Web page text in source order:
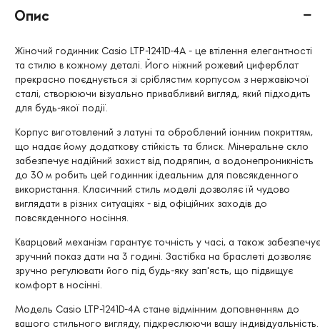
Опис
Жіночий годинник Casio LTP-1241D-4A - це втілення елегантності
та стилю в кожному деталі. Його ніжний рожевий циферблат
прекрасно поєднується зі сріблястим корпусом з нержавіючої
сталі, створюючи візуально привабливий вигляд, який підходить
для будь-якої події.
Корпус виготовлений з латуні та оброблений іонним покриттям,
що надає йому додаткову стійкість та блиск. Мінеральне скло
забезпечує надійний захист від подряпин, а водонепроникність
до 30 м робить цей годинник ідеальним для повсякденного
використання. Класичний стиль моделі дозволяє їй чудово
виглядати в різних ситуаціях - від офіційних заходів до
повсякденного носіння.
Кварцовий механізм гарантує точність у часі, а також забезпечує
зручний показ дати на 3 годині. Застібка на браслеті дозволяє
зручно регулювати його під будь-яку зап'ясть, що підвищує
комфорт в носінні.
Модель Casio LTP-1241D-4A стане відмінним доповненням до
вашого стильного вигляду, підкреслюючи вашу індивідуальність.